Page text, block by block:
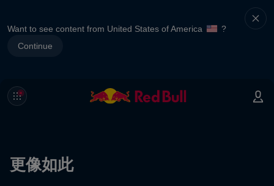
Want to see content from United States of America
?
Continue
更像如此